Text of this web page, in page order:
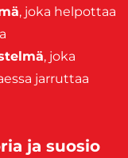
, joka helpottaa
, joka
jarruttaa
ja suosio